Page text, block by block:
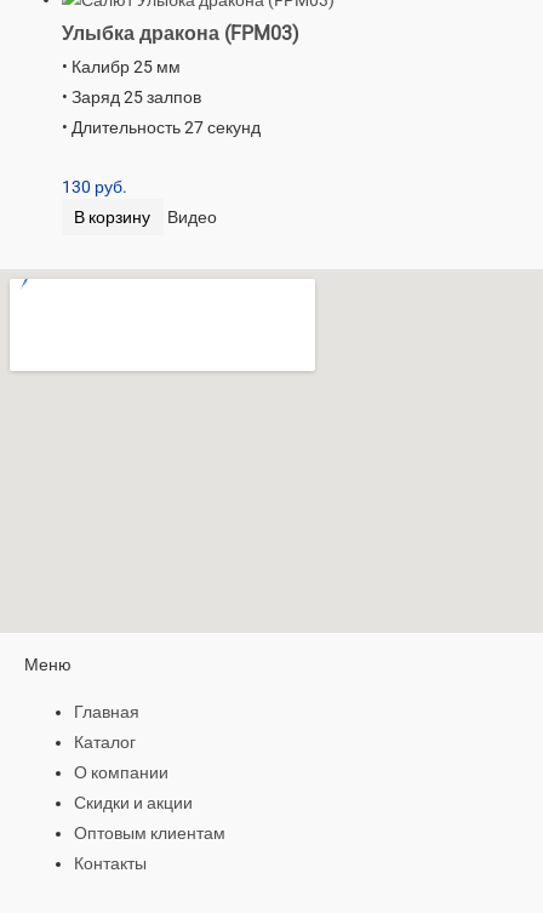
Улыбка дракона (FPM03)
• Калибр 25 мм
• Заряд 25 залпов
• Длительность 27 секунд
130 руб.
В корзину
Видео
Меню
Главная
Каталог
О компании
Скидки и акции
Оптовым клиентам
Контакты